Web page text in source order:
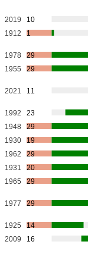
2019
10
1912 1
1978
29
1955 29
2021 11
1992
23
1948
29
1930
19
1962
29
1931
20
1965 29
1977 29
1925
14
2009 16